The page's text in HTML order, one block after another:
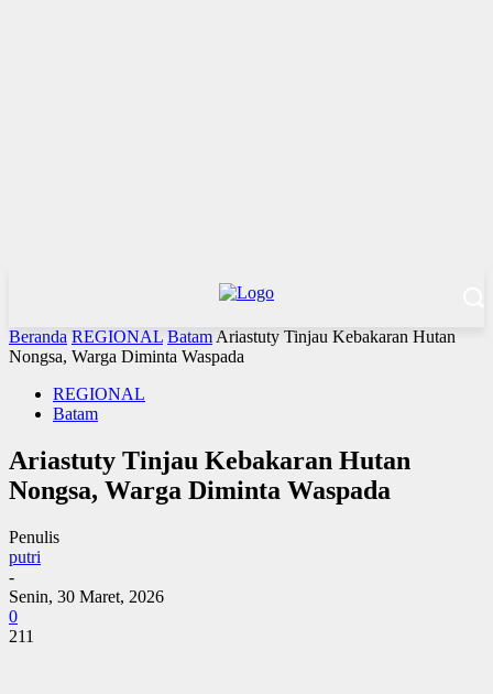
Beranda REGIONAL Batam Ariastuty Tinjau Kebakaran Hutan
Nongsa, Warga Diminta Waspada
REGIONAL
Batam
Ariastuty Tinjau Kebakaran Hutan
Nongsa, Warga Diminta Waspada
Penulis
putri
-
Senin, 30 Maret, 2026
0
211